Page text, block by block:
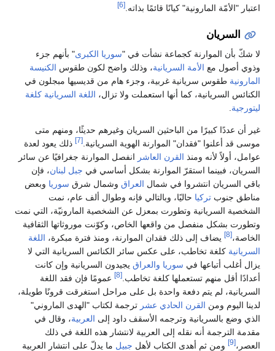
اعتبار "الأمّة المارونية" كيانًا قائمًا بذاته. [6]
السريان
لا شكّ بأن الموارنة كجماعة نشأت في "سوريا الكبرى" بأنهم جزء
وذوي أصول مع الأمة السريانية، وذلك واضح لكون طقوس الكنيسة
المارونية طقوس سريانية غربية، وجزء هام من قديسيها مبجلون في
الكنائس السريانية، كما أنها استعملت ولا تزال، اللغة السريانية كلغة
ليتورجية
غير أن عددًا كبيرًا من الباحثين السريان وغيرهم حديثًا، ومنهم متى
موسى قد أعلنوا "فقدان" الموارنة الهوية السريانية. [7]
ذلك يعود لعدة
عوامل، أولاً لأنه ومنذ القرن العاشر انفصل الموارنة جغرافيًا عن سائر
السريان، فبينما استقرّ الموارنة بشكل أساسي في جبل لبنان، فإن
باقي السريان انتشروا في شمال العراق وشمال شرق سوريا وبعض
مناطق جنوب تركيا حاليًا، وبالتالي فإنه وطوال ألف عام، نمت
الشخصية السريانية وتطورت بمعزل عن الشخصية المارونيّة، التي نمت
وتطورت بشكل منفصل من واقعها الخاص، وكوّنت موروثاتها الثقافية
الخاصة،[8] يضاف إلى ذلك فقدان الموارنة، ومنذ فترة مبكرة، اللغة
السريانية كلغة تخاطب، على عكس سائر الكنائس السريانية التي لا
يزال أغلب أتباعها في سوريا والعراق يجيدون السريانية وإن كانت
أعدادًا أقل منهم تستعملها كلغة تخاطب. [8]
عمومًا فإن فقد اللغة
السريانية، لم يتم دفعة واحدة بل على مراحل استغرقت قرونًا طويلة،
لدينا اليوم ومن القرن الحادي عشر ترجمة لكتاب "الهدى الماروني"
الذي وضع بالسريانية وترجمه الأسقف داود إلى العربية، وقال في
مقدمة الترجمة أنه نقله إلى العربية لانتشار هذه اللغة في ذلك
العصر،[9] ومن ثم أهدى الكتاب لأهل جبيل ما يدلّ على انتشار العربية